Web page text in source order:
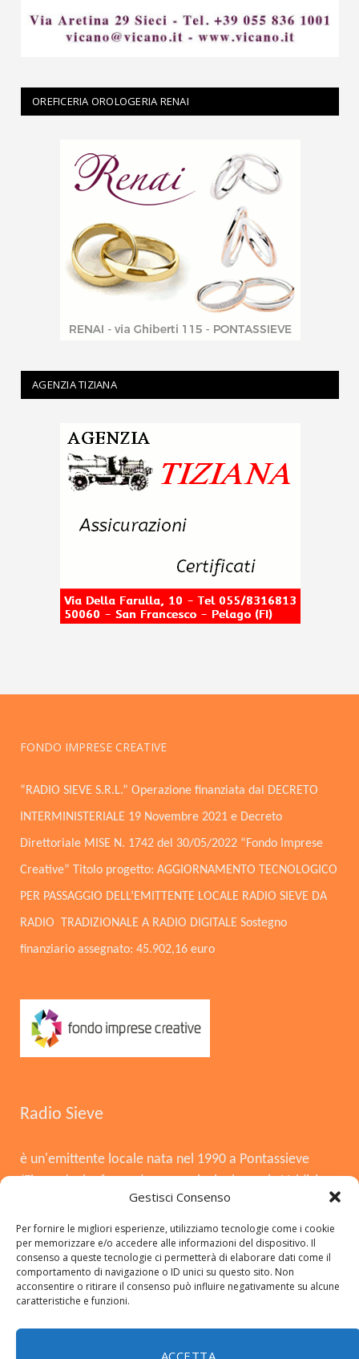
Gestisci Consenso
Per fornire le migliori esperienze, utilizziamo tecnologie come i cookie
per memorizzare e/o accedere alle informazioni del dispositivo. Il
consenso a queste tecnologie ci permetterà di elaborare dati come il
comportamento di navigazione o ID unici su questo sito. Non
acconsentire o ritirare il consenso può influire negativamente su alcune
caratteristiche e funzioni.
ACCETTA
OREFICERIA OROLOGERIA RENAI
AGENZIA TIZIANA
FONDO IMPRESE CREATIVE
“RADIO SIEVE S.R.L.” Operazione finanziata dal DECRETO
INTERMINISTERIALE 19 Novembre 2021 e Decreto
Direttoriale MISE N. 1742 del 30/05/2022 “Fondo Imprese
Creative” Titolo progetto: AGGIORNAMENTO TECNOLOGICO
PER PASSAGGIO DELL’EMITTENTE LOCALE RADIO SIEVE DA
RADIO TRADIZIONALE A RADIO DIGITALE Sostegno
finanziario assegnato: 45.902,16 euro
Radio Sieve
è un'emittente locale nata nel 1990 a Pontassieve
e il Mugello. Dopo la chiusura nel 2008, è tornata in
onda il 3 agosto 2015, offrendo musica, notizie locali,
cronaca e approfondimenti. Si distingue per essere
una radio del territorio, con una forte presenza in FM,
DAB+ e sui social.
Copyright © 2026 radiosieve.it